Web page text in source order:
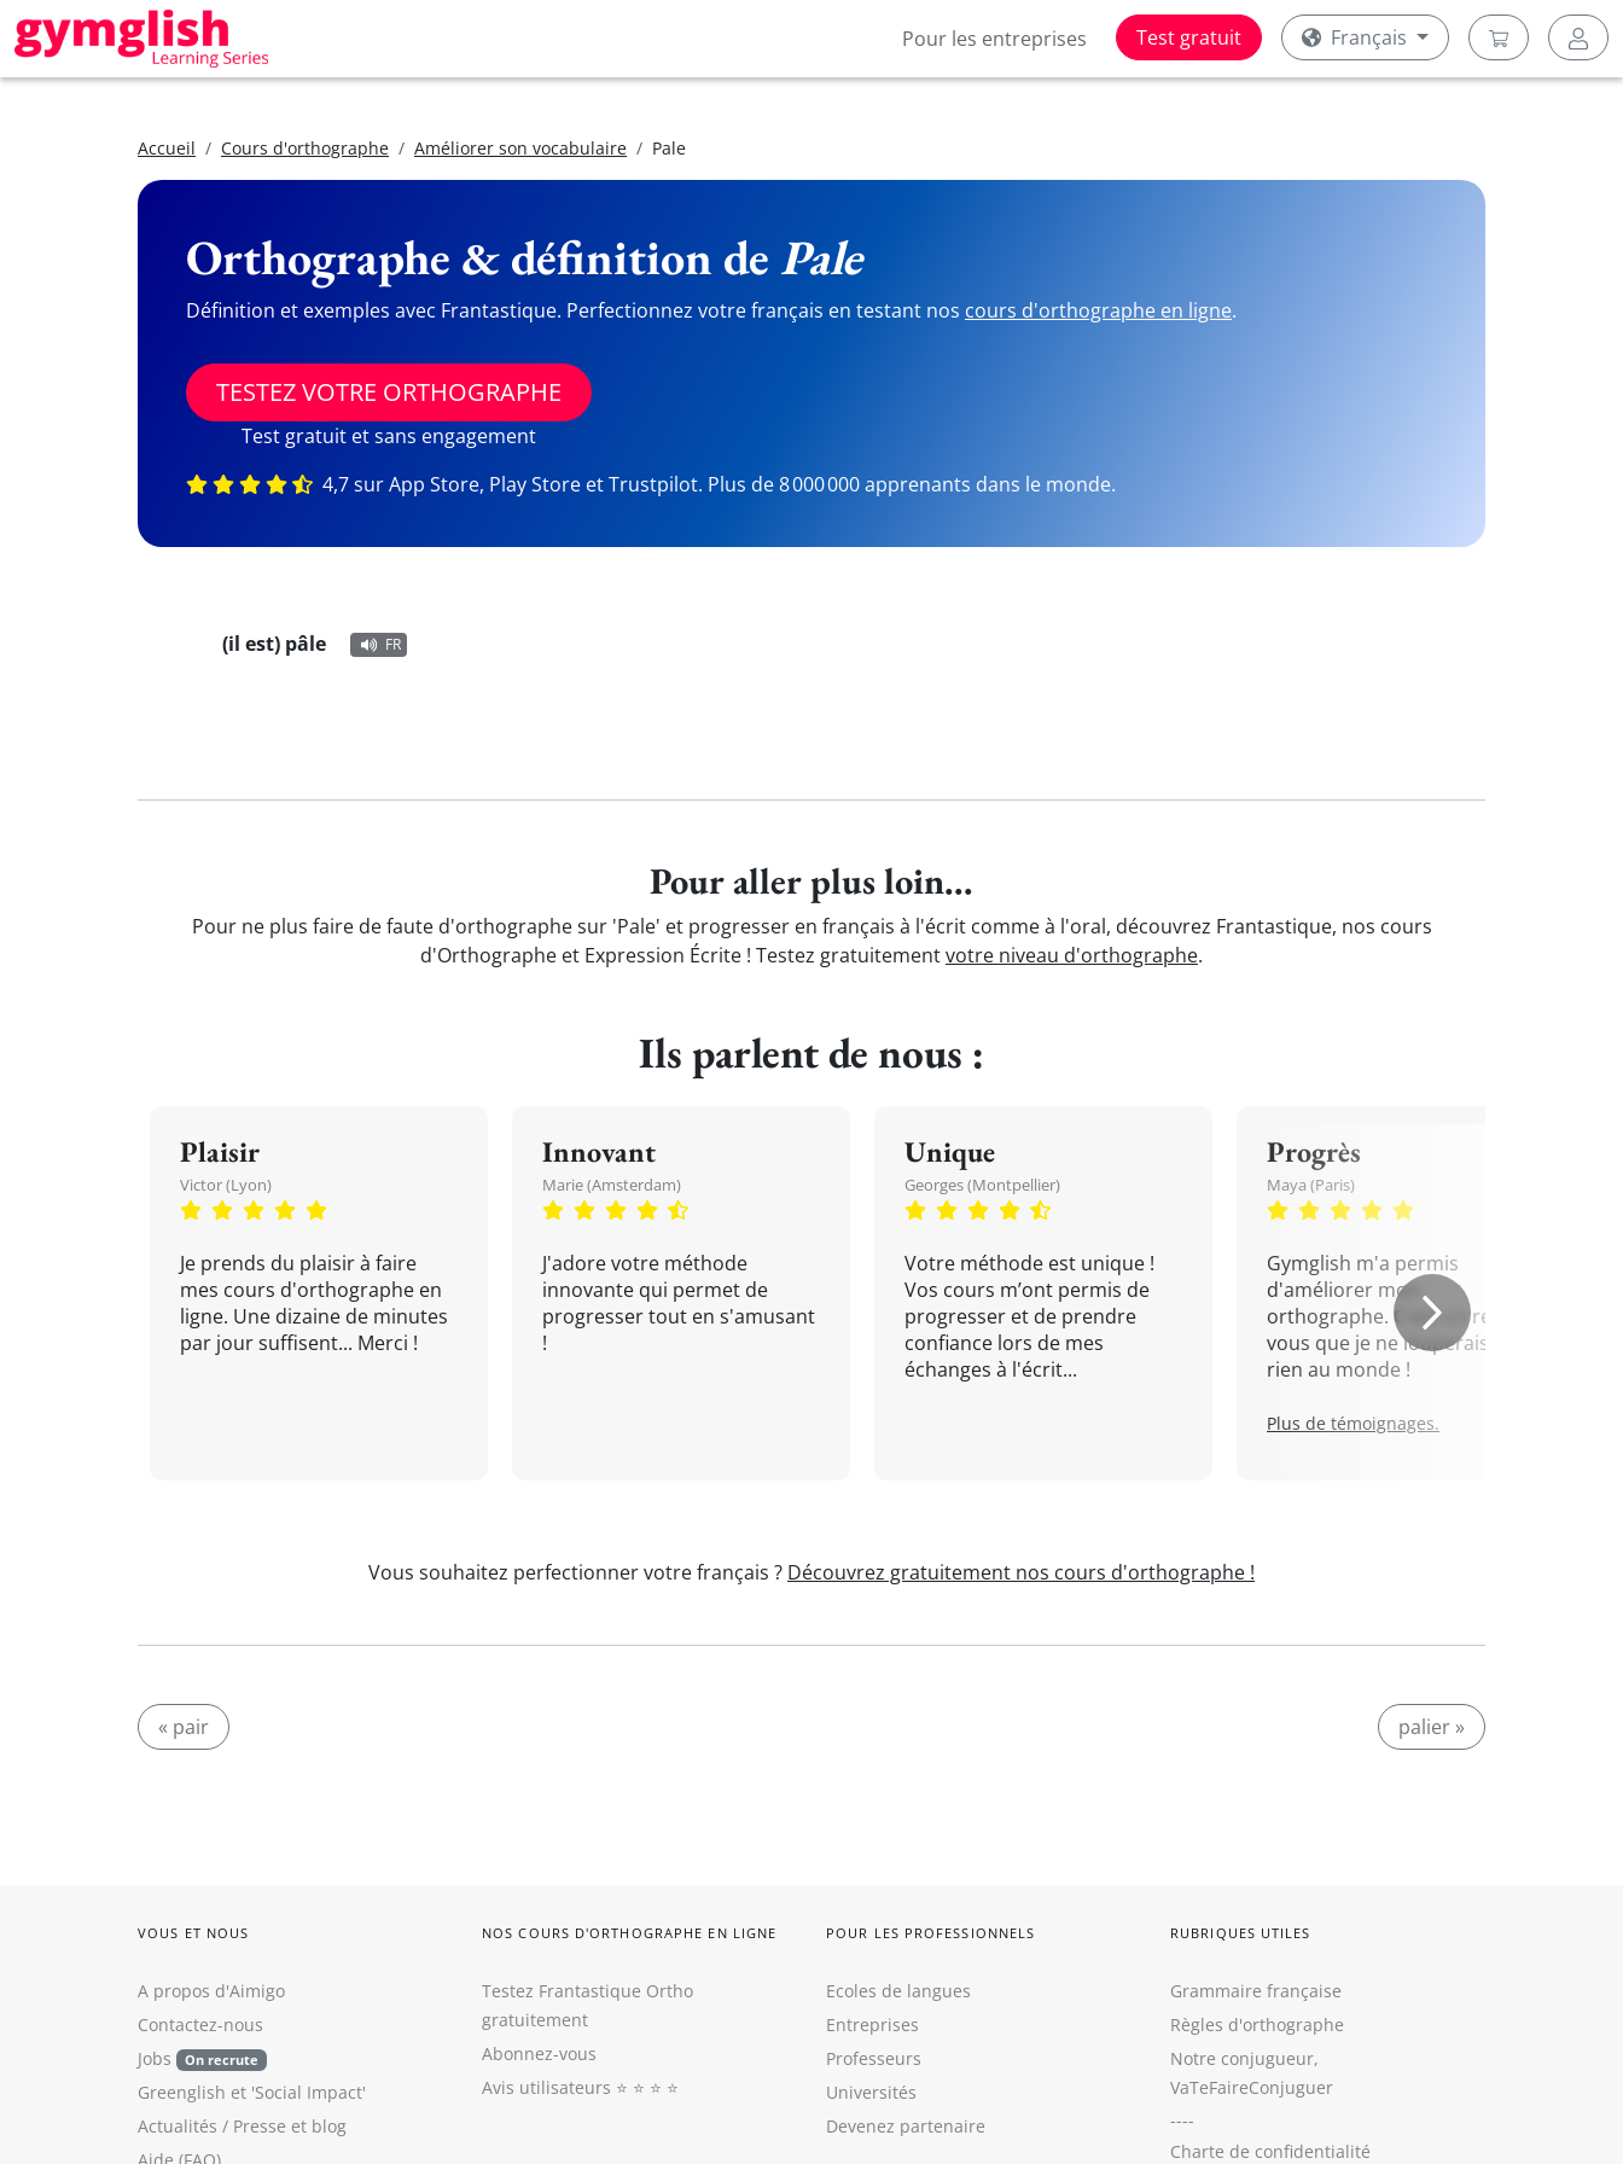
Pour les entreprises Test gratuit Français
Accueil Cours d'orthographe Améliorer son vocabulaire Pale
Orthographe & définition de Pale
Définition et exemples avec Frantastique. Perfectionnez votre français en testant nos cours d'orthographe en ligne.
TESTEZ VOTRE ORTHOGRAPHE
Test gratuit et sans engagement
4,7 sur App Store, Play Store et Trustpilot. Plus de 8 000 000 apprenants dans le monde.
(il est) pâle FR
Pour aller plus loin...
Pour ne plus faire de faute d'orthographe sur 'Pale' et progresser en français à l'écrit comme à l'oral, découvrez Frantastique, nos cours
d'Orthographe et Expression Écrite ! Testez gratuitementvotre niveau d'orthographe.
Ils parlent de nous :
Plaisir
Victor (Lyon)
Je prends du plaisir à faire
mes cours d'orthographe en
ligne. Une dizaine de minutes
par jour suffisent... Merci !
Innovant
Marie (Amsterdam)
J'adore votre méthode
innovante qui permet de
progresser tout en s'amusant
!
Unique
Georges (Montpellier)
Votre méthode est unique !
Vos cours m’ont permis de
progresser et de prendre
confiance lors de mes
échanges à l'écrit...
Progrès
Maya (Paris)
Gymglish m'a permis
d'améliorer mon
orthographe. C'est un rendez-
vous que je ne louperais pour
rien au monde !
Plus de témoignages.
Vous souhaitez perfectionner votre français ? Découvrez gratuitement nos cours d'orthographe !
« pair palier »
VOUS ET NOUS
A propos d'Aimigo
Contactez-nous
Jobs
On recrute
Greenglish et 'Social Impact'
Actualités / Presse et blog
NOS COURS D'ORTHOGRAPHE EN LIGNE
Testez Frantastique Ortho
gratuitement
Abonnez-vous
Avis utilisateurs ⭐️ ⭐️ ⭐️ ⭐️
POUR LES PROFESSIONNELS
Ecoles de langues
Entreprises
Professeurs
Universités
Devenez partenaire
RUBRIQUES UTILES
Grammaire française
Règles d'orthographe
Notre conjugueur,
VaTeFaireConjuguer
----
Charte de confidentialité